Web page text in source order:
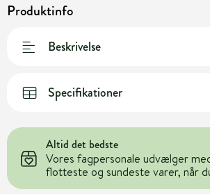
Produktinfo
Beskrivelse
Specifikationer
Altid det bedste
Vores fagpersonale udvælger
flotteste og sundeste varer, når